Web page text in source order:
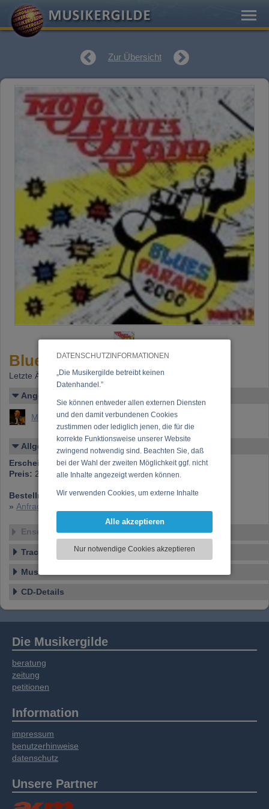
DATENSCHUTZINFORMATIONEN
„Die Musikergilde betreibt keinen
Datenhandel.”
Sie können entweder allen externen Diensten
und den damit verbundenen Cookies
zustimmen oder lediglich jenen, die für die
korrekte Funktionsweise unserer Website
zwingend notwendig sind. Beachten Sie, daß
bei der Wahl der zweiten Möglichkeit ggf. nicht
alle Inhalte angezeigt werden können.
Wir verwenden Cookies, um externe Inhalte
Funktionen für soziale Medien anbieten zu
zu analysieren. Dabei werden ggf.
Informationen zu Ihrer Verwendung unserer
soziale Medien, Werbung und Analysen
weitergegeben. Unsere Partner führen diese
Dienste gesammelt haben.
Alle akzeptieren
Nur notwendige Cookies akzeptieren
Zur Übersicht
Blues Parade 2000
Letzte Änderung: 20.02.2013
Angelegt von
Müller, Peter
Allgemeines
Erscheinen bei:Styx Records
Preis: 25,00 €
Bestellnummer:StyxCD1002 DoppelCD
»Anfrage zu dieser CD
Ensemble
Tracklist
Musikstile
CD-Details
Die Musikergilde
beratung
zeitung
petitionen
Information
impressum
benutzerhinweise
datenschutz
Unsere Partner